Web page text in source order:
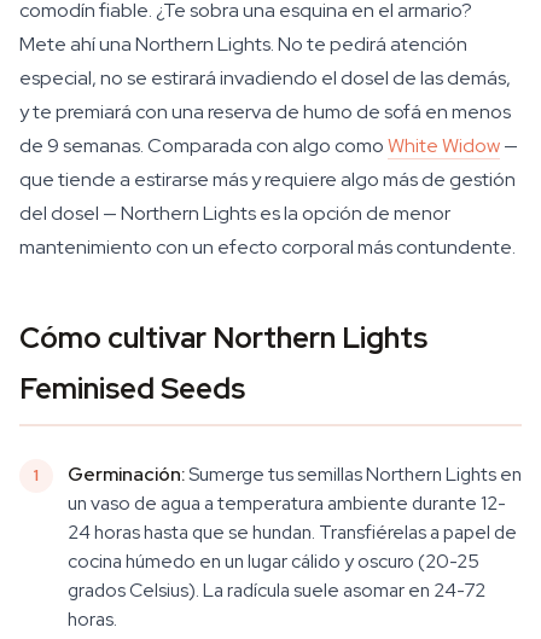
comodín fiable. ¿Te sobra una esquina en el armario?
Mete ahí una Northern Lights. No te pedirá atención
especial, no se estirará invadiendo el dosel de las demás,
y te premiará con una reserva de humo de sofá en menos
de 9 semanas. Comparada con algo comoWhite Widow—
que tiende a estirarse más y requiere algo más de gestión
del dosel — Northern Lights es la opción de menor
mantenimiento con un efecto corporal más contundente.
Cómo cultivar Northern Lights
Feminised Seeds
Germinación:Sumerge tus semillas Northern Lights en
un vaso de agua a temperatura ambiente durante 12-
24 horas hasta que se hundan. Transfiérelas a papel de
cocina húmedo en un lugar cálido y oscuro (20-25
grados Celsius). La radícula suele asomar en 24-72
horas.